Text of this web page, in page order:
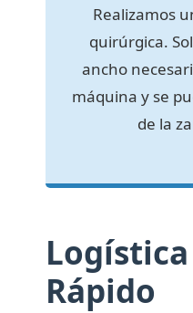
Realizamos
quirúrgica.
ancho
máquina y se
de la
Rápido